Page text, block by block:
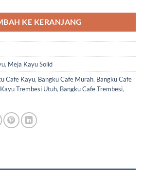
KE KERANJANG
, Meja Kayu Solid
Cafe Kayu, Bangku Cafe Murah, Bangku Cafe
Trembesi Utuh, Bangku Cafe Trembesi,